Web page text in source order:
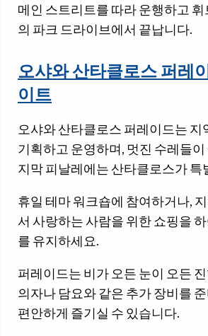
메인 스트리트를 따라 운행하고
의 파크 드라이브에서 끝납니다.
오샤와 산타클로스 퍼레
이트
오샤와 산타클로스 퍼레이드는 지
기획하고 운영하며, 멋진 수레들
지막 피날레에는 산타클로스가 특
휴일 테마 워크숍에 참여하거나,
서 사랑하는 사람을 위한 쇼핑을
를 유지하세요.
퍼레이드는 비가 오든 눈이 오든
의자나 담요와 같은 추가 장비를
편안하게 즐기실 수 있습니다.